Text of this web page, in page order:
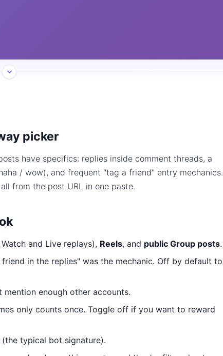
picker
have specifics: replies inside comment threads, a
/ wow), and frequent "tag a friend" entry mechanics.
from the post URL in one paste.
and Live replays), Reels, and public Group posts.
in the replies" was the mechanic. Off by default to
enough other accounts.
only counts once. Toggle off if you want to reward
typical bot signature).